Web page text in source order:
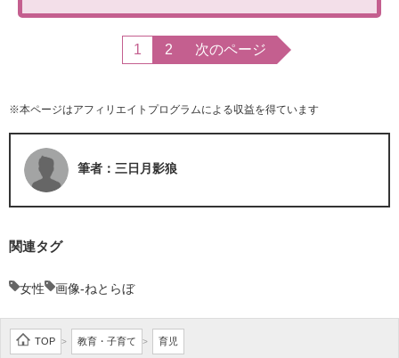
1 2 次のページ
※本ページはアフィリエイトプログラムによる収益を得ています
筆者：三日月影狼
関連タグ
女性 画像-ねとらぼ
TOP > 教育・子育て > 育児